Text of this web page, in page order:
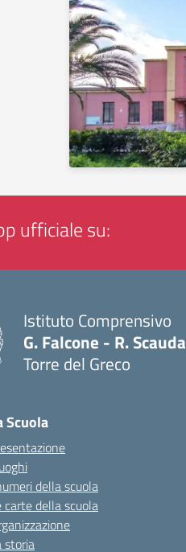
ufficiale su:
Istituto Comprensivo
G. Falcone - R. Scauda
Torre del Greco
Scuola
della scuola
carte della scuola
storia